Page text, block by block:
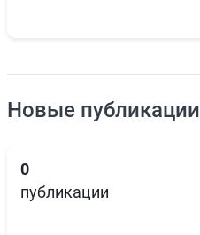
Новые публикации
0
публикации